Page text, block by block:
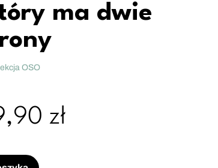
ma dwie
OSO
zł